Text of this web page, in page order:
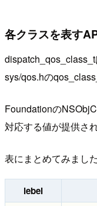
各クラスを表す
sys/qos.hの
Foundationの
対応する値が提供さ
表にまとめてみました
lebel